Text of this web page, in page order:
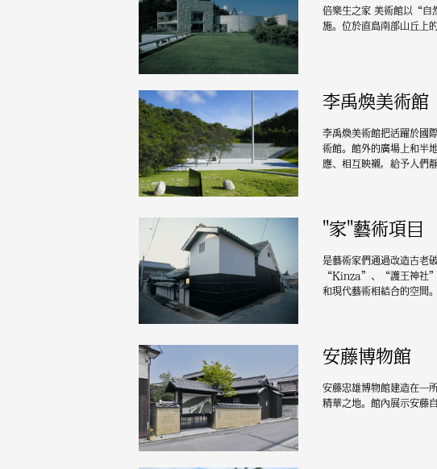
倍樂生之家 美術館以“自
施。位於直島南部山丘上
李禹煥美術館
李禹煥美術館把活躍於國
術館。館外的廣場上和半
應、相互映襯，給予人們
"家"藝術項目
是藝術家們通過改造古
“Kinza”、“護王神社”
和現代藝術相結合的空間。
安藤博物館
安藤忠雄博物館建造在一
精華之地。館內展示安藤